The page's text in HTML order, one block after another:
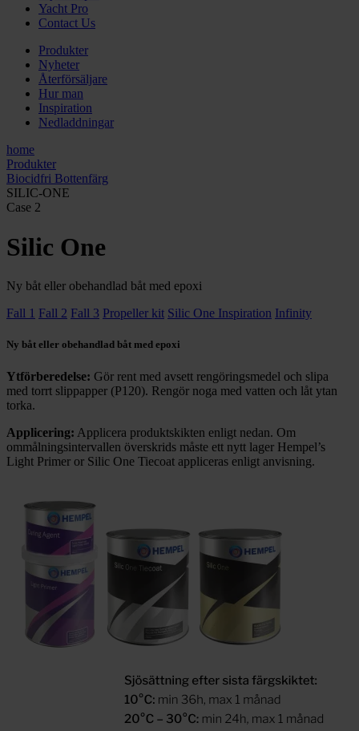
Yacht Pro
Contact Us
Produkter
Nyheter
Återförsäljare
Hur man
Inspiration
Nedladdningar
home
Produkter
Biocidfri Bottenfärg
SILIC-ONE
Case 2
Silic One
Ny båt eller obehandlad båt med epoxi
Fall 1 Fall 2 Fall 3 Propeller kit Silic One Inspiration Infinity
Ny båt eller obehandlad båt med epoxi
Ytförberedelse: Gör rent med avsett rengöringsmedel och slipa
med torrt slippapper (P120). Rengör noga med vatten och låt ytan
torka.
Applicering: Applicera produktskikten enligt nedan. Om
ommålningsintervallen överskrids måste ett nytt lager Hempel’s
Light Primer or Silic One Tiecoat appliceras enligt anvisning.